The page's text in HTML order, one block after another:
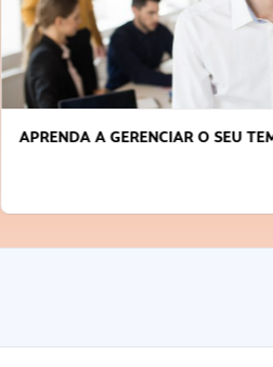
APRENDA A GERENCIAR O SEU TEMPO